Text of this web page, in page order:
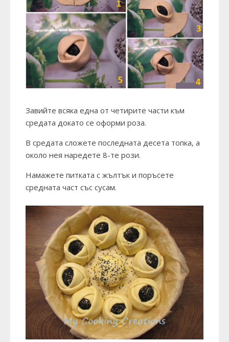
Завийте всяка една от четирите части към
средата докато се оформи роза.
В средата сложете последната десета топка, а
около нея наредете 8-те рози.
Намажете питката с жълтък и поръсете
средната част със сусам.